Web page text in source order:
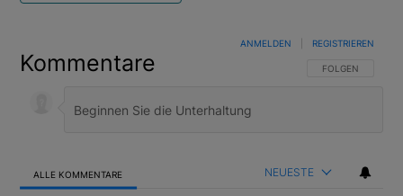
Kommentare FOLGE DIESER
FOLGEN
ANMELDEN REGISTRIEREN
ALLE KOMMENTARE NEUESTE